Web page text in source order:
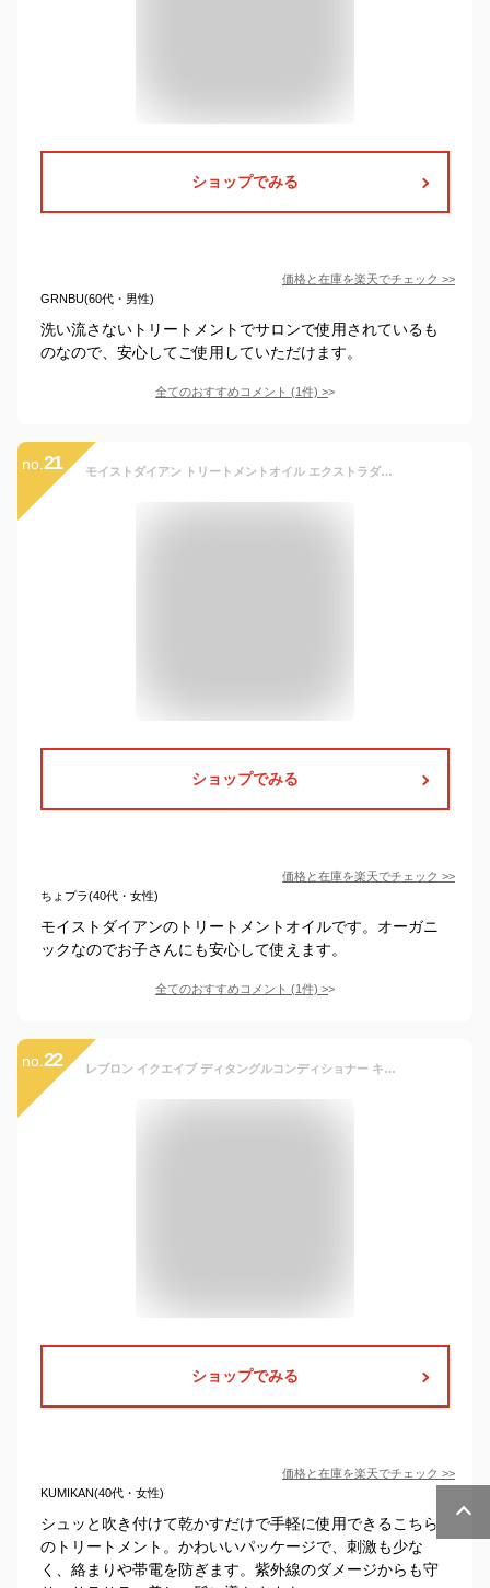
ショップでみる
価格と在庫を楽天でチェック >>
GRNBU(60代・男性)
洗い流さないトリートメントでサロンで使用されているも
のなので、安心してご使用していただけます。
全てのおすすめコメント (1件) >
no. 21 モイストダイアン トリートメントオイル エクストラダメージリペア 100ml | ヘアケア トリートメント 女性 ボタニカル ノンシリコン オーガニック ボタニカル オイル サルフェートフリー アミノケラチン
ショップでみる
価格と在庫を楽天でチェック >>
ちょプラ(40代・女性)
モイストダイアンのトリートメントオイルです。オーガニ
ックなのでお子さんにも安心して使えます。
全てのおすすめコメント (1件) >
no. 22 レブロン イクエイブ ディタングルコンディショナー キッズプリンセス 200ml kids Princess 女の子 子供 可愛い ピンク ヘアケア 洗い流さないトリートメント アウトバストリートメント
ショップでみる
価格と在庫を楽天でチェック >>
KUMIKAN(40代・女性)
シュッと吹き付けて乾かすだけで手軽に使用できるこちら
のトリートメント。かわいいパッケージで、刺激も少な
く、絡まりや帯電を防ぎます。紫外線のダメージからも守